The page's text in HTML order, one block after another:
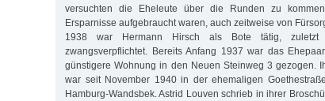
versuchten die Eheleute über die Runden zu
Ersparnisse aufgebraucht waren, auch zeitweise von
1938 war Hermann Hirsch als Bote tätig,
zwangsverpflichtet. Bereits Anfang 1937 war das
günstigere Wohnung in den Neuen Steinweg 3 gezogen.
war seit November 1940 in der ehemaligen
Hamburg-Wandsbek. Astrid Louven schrieb in ihrer